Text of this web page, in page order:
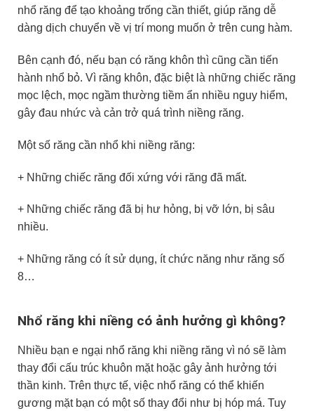
nhổ răng để tạo khoảng trống cần thiết, giúp răng dễ
dàng dịch chuyển về vị trí mong muốn ở trên cung hàm.
Bên cạnh đó, nếu bạn có răng khôn thì cũng cần tiến
hành nhổ bỏ. Vì răng khôn, đặc biệt là những chiếc răng
mọc lệch, mọc ngầm thường tiềm ẩn nhiều nguy hiểm,
gây đau nhức và cản trở quá trình niềng răng.
Một số răng cần nhổ khi niềng răng:
+ Những chiếc răng đối xứng với răng đã mất.
+ Những chiếc răng đã bị hư hỏng, bị vỡ lớn, bị sâu
nhiều.
+ Những răng có ít sử dụng, ít chức năng như răng số
8…
Nhổ răng khi niềng có ảnh hưởng gì không?
Nhiều bạn e ngại nhổ răng khi niềng răng vì nó sẽ làm
thay đổi cấu trúc khuôn mặt hoặc gây ảnh hưởng tới
thần kinh. Trên thực tế, việc nhổ răng có thể khiến
gương mặt bạn có một số thay đổi như bị hóp má. Tuy